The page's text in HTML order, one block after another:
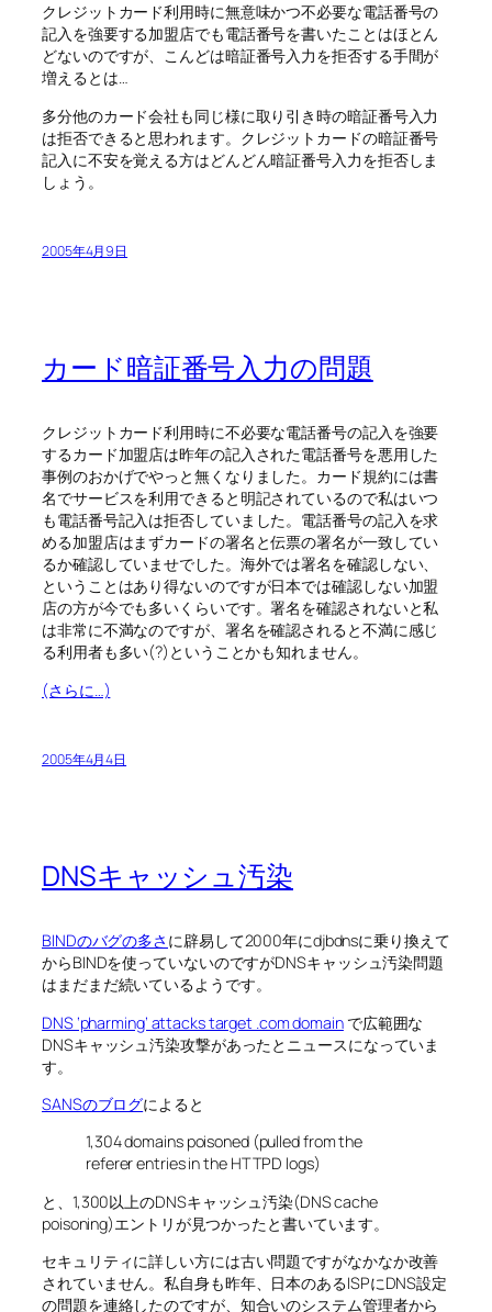
クレジットカード利用時に無意味かつ不必要な電話番号の
記入を強要する加盟店でも電話番号を書いたことはほとん
どないのですが、こんどは暗証番号入力を拒否する手間が
増えるとは…
多分他のカード会社も同じ様に取り引き時の暗証番号入力
は拒否できると思われます。クレジットカードの暗証番号
記入に不安を覚える方はどんどん暗証番号入力を拒否しま
しょう。
2005年4月9日
カード暗証番号入力の問題
クレジットカード利用時に不必要な電話番号の記入を強要
するカード加盟店は昨年の記入された電話番号を悪用した
事例のおかげでやっと無くなりました。カード規約には書
名でサービスを利用できると明記されているので私はいつ
も電話番号記入は拒否していました。電話番号の記入を求
める加盟店はまずカードの署名と伝票の署名が一致してい
るか確認していませでした。海外では署名を確認しない、
ということはあり得ないのですが日本では確認しない加盟
店の方が今でも多いくらいです。署名を確認されないと私
は非常に不満なのですが、署名を確認されると不満に感じ
る利用者も多い(?)ということかも知れません。
(さらに…)
2005年4月4日
DNSキャッシュ汚染
BINDのバグの多さ に辟易して2000年にdjbdnsに乗り換えて
からBINDを使っていないのですがDNSキャッシュ汚染問題
はまだまだ続いているようです。
DNS ‘pharming’ attacks target .com domainで広範囲な
DNSキャッシュ汚染攻撃があったとニュースになっていま
す。
SANSのブログによると
1,304 domains poisoned (pulled from the
referer entries in the HTTPD logs)
と、1,300以上のDNSキャッシュ汚染(DNS cache
poisoning)エントリが見つかったと書いています。
セキュリティに詳しい方には古い問題ですがなかなか改善
されていません。私自身も昨年、日本のあるISPにDNS設定
の問題を連絡したのですが、知合いのシステム管理者から